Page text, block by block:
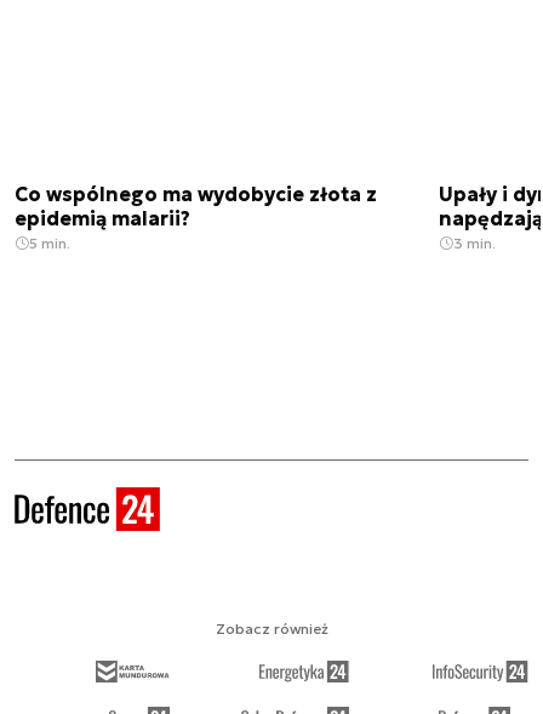
Co wspólnego ma wydobycie złota z
epidemią malarii?
5 min.
Upały i
3 min.
Zobacz również